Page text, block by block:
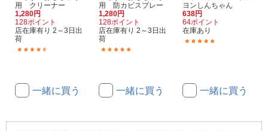
用 クリーナー
1,280円
128ポイント
店在庫有り 2～3日出
荷
一緒に買う
用 防カビスプレー
1,280円
128ポイント
店在庫有り 2～3日出
荷
一緒に買う
ヨンしんちゃん
638円
64ポイント
在庫あり
一緒に買う